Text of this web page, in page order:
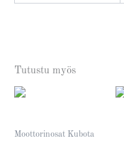
Tutustu myös
Moottorinosat Kubota